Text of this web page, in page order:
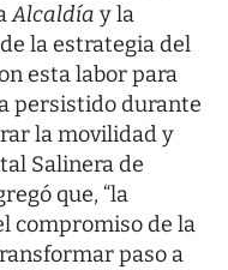
Alcaldía y la
la estrategia del
esta labor para
persistido durante
la movilidad y
Salinera de
que, “la
compromiso de la
paso a